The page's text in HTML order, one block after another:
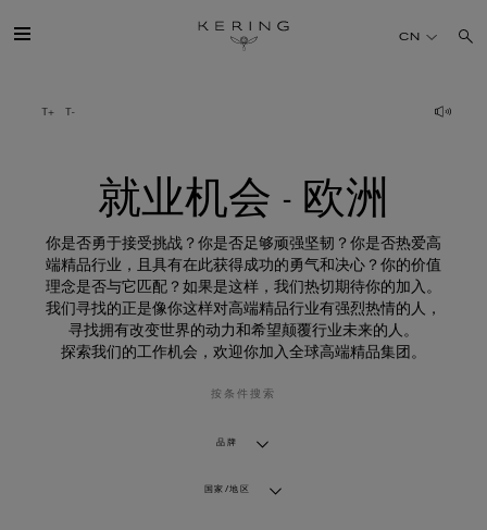
业
机
可持续发展
FINANCE
加入我们
CN
就业机会 - 欧洲
你是否勇于接受挑战？你是否足够顽强坚韧？你是否热爱高
端精品行业，且具有在此获得成功的勇气和决心？你的价值
理念是否与它匹配？如果是这样，我们热切期待你的加入。
我们寻找的正是像你这样对高端精品行业有强烈热情的人，
寻找拥有改变世界的动力和希望颠覆行业未来的人。
探索我们的工作机会，欢迎你加入全球高端精品集团。
按条件搜索
品牌
国家/地区